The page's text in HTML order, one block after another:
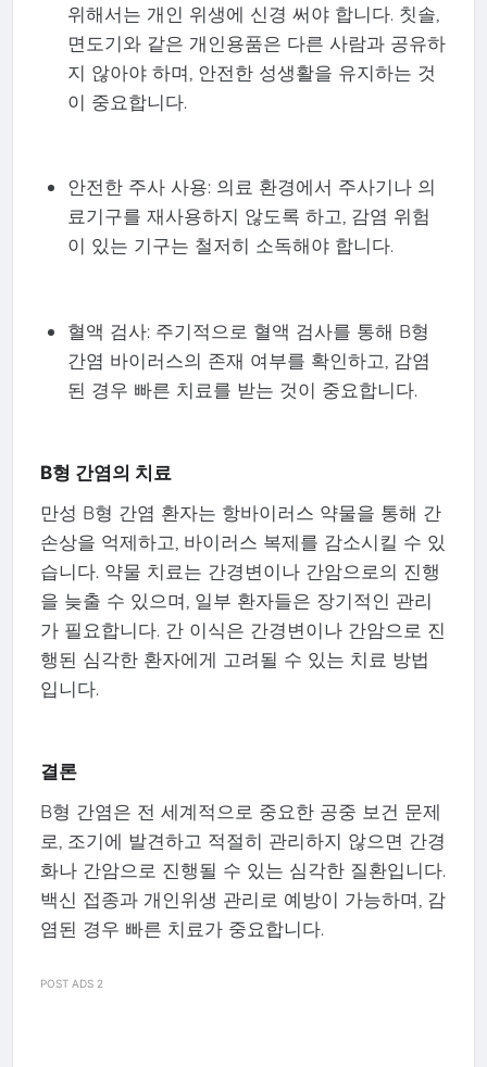
위해서는 개인 위생에 신경 써야 합니다. 칫솔,
면도기와 같은 개인용품은 다른 사람과 공유하
지 않아야 하며, 안전한 성생활을 유지하는 것
이 중요합니다.
안전한 주사 사용: 의료 환경에서 주사기나 의
료기구를 재사용하지 않도록 하고, 감염 위험
이 있는 기구는 철저히 소독해야 합니다.
혈액 검사: 주기적으로 혈액 검사를 통해 B형
간염 바이러스의 존재 여부를 확인하고, 감염
된 경우 빠른 치료를 받는 것이 중요합니다.
B형 간염의 치료
만성 B형 간염 환자는 항바이러스 약물을 통해 간
손상을 억제하고, 바이러스 복제를 감소시킬 수 있
습니다. 약물 치료는 간경변이나 간암으로의 진행
을 늦출 수 있으며, 일부 환자들은 장기적인 관리
가 필요합니다. 간 이식은 간경변이나 간암으로 진
행된 심각한 환자에게 고려될 수 있는 치료 방법
입니다.
결론
B형 간염은 전 세계적으로 중요한 공중 보건 문제
로, 조기에 발견하고 적절히 관리하지 않으면 간경
화나 간암으로 진행될 수 있는 심각한 질환입니다.
백신 접종과 개인위생 관리로 예방이 가능하며, 감
염된 경우 빠른 치료가 중요합니다.
POST ADS 2